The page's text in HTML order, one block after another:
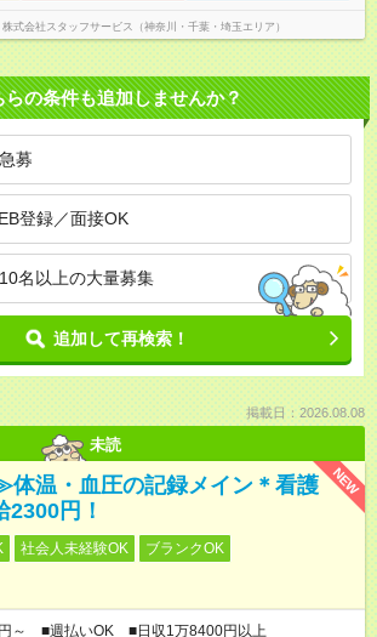
株式会社スタッフサービス（神奈川・千葉・埼玉エリア）
らの条件も追加しませんか？
募
登録／面接OK
名以上の大量募集
追加して再検索！
掲載日：2026.08.08
未読
NEW
温・血圧の記録メイン＊看護
2300円！
社会人未経験OK
ブランクOK
～ ■週払いOK ■日収1万8400円以上